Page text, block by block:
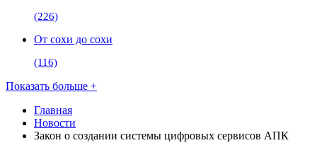
(226)
От сохи до сохи
(116)
Показать больше +
Главная
Новости
Закон о создании системы цифровых сервисов АПК